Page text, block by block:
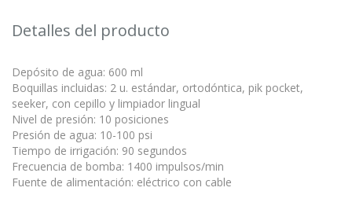
Detalles del producto
Depósito de agua: 600 ml
Boquillas incluidas: 2 u. estándar, ortodóntica, pik pocket,
seeker, con cepillo y limpiador lingual
Nivel de presión: 10 posiciones
Presión de agua: 10-100 psi
Tiempo de irrigación: 90 segundos
Frecuencia de bomba: 1400 impulsos/min
Fuente de alimentación: eléctrico con cable